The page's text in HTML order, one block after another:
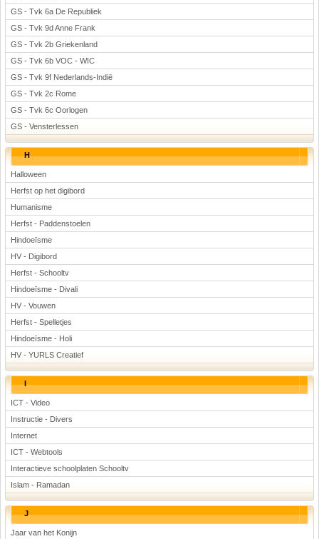
GS - Tvk 6a De Republiek
GS - Tvk 9d Anne Frank
GS - Tvk 2b Griekenland
GS - Tvk 6b VOC - WIC
GS - Tvk 9f Nederlands-Indië
GS - Tvk 2c Rome
GS - Tvk 6c Oorlogen
GS - Vensterlessen
H
Halloween
Herfst op het digibord
Humanisme
Herfst - Paddenstoelen
Hindoeïsme
HV - Digibord
Herfst - Schooltv
Hindoeïsme - Divali
HV - Vouwen
Herfst - Spelletjes
Hindoeïsme - Holi
HV - YURLS Creatief
I
ICT - Video
Instructie - Divers
Internet
ICT - Webtools
Interactieve schoolplaten Schooltv
Islam - Ramadan
J
Jaar van het Konijn